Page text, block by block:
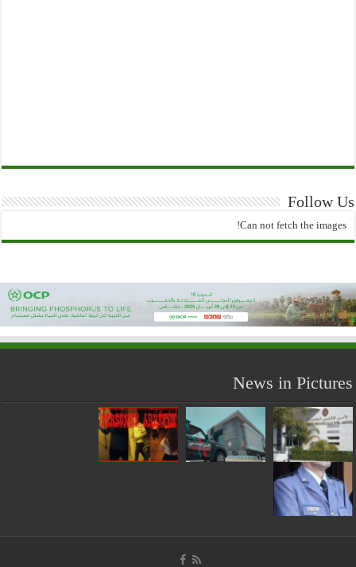
Follow Us
Can not fetch the images!
News in Pictures